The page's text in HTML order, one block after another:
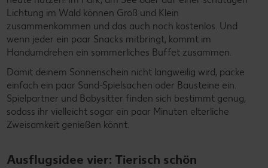
Lichtung im Wald können Groß und Klein
zusammenkommen und das auch noch kostenlos. Und
wenn jeder ein paar Snacks mitbringt, kommt im
Handumdrehen ein sommerliches Buffet zusammen.
Damit deinem Sonnenschein nicht langweilig wird, packe
einfach ein paar Sand-Spielsachen oder Bausteine ein.
Spielpartner und Babysitter finden sich bestimmt genug,
sodass ihr vielleicht sogar ein paar Minuten elterliche
Zweisamkeit genießen könnt.
Ausflugsidee vier: Tierisch schön